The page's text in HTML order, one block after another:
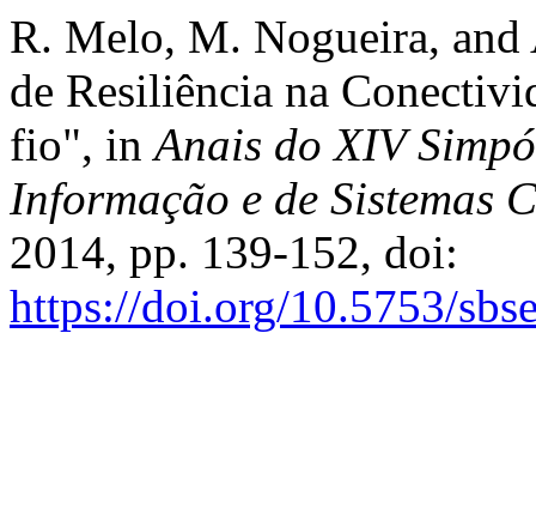
R. Melo, M. Nogueira, and
de Resiliência na
fio", inAnais do XIV
Informação e de Sistemas
2014, pp. 139-152, doi:
https://doi.org/10.5753/